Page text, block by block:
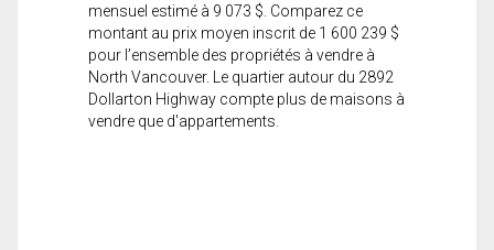
mensuel estimé à 9 073 $. Comparez ce
montant au prix moyen inscrit de 1 600 239 $
pour l’ensemble des propriétés à vendre à
North Vancouver. Le quartier autour du 2892
Dollarton Highway compte plus de maisons à
vendre que d'appartements.